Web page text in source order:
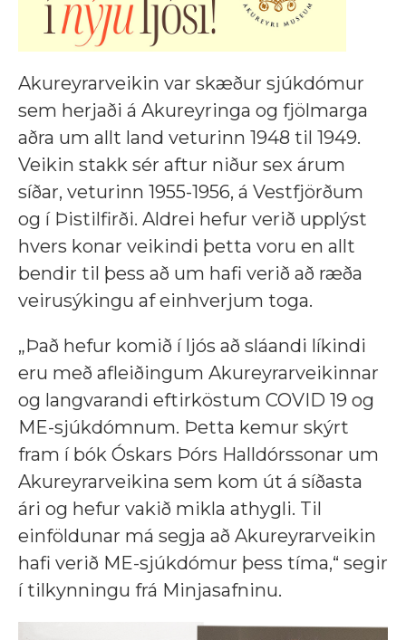
Akureyrarveikin var skæður sjúkdómur
sem herjaði á Akureyringa og fjölmarga
aðra um allt land veturinn 1948 til 1949.
Veikin stakk sér aftur niður sex árum
síðar, veturinn 1955-1956, á Vestfjörðum
og í Þistilfirði. Aldrei hefur verið upplýst
hvers konar veikindi þetta voru en allt
bendir til þess að um hafi verið að ræða
veirusýkingu af einhverjum toga.
„Það hefur komið í ljós að sláandi líkindi
eru með afleiðingum Akureyrarveikinnar
og langvarandi eftirköstum COVID 19 og
ME-sjúkdómnum. Þetta kemur skýrt
fram í bók Óskars Þórs Halldórssonar um
Akureyrarveikina sem kom út á síðasta
ári og hefur vakið mikla athygli. Til
einföldunar má segja að Akureyrarveikin
hafi verið ME-sjúkdómur þess tíma,“ segir
í tilkynningu frá Minjasafninu.